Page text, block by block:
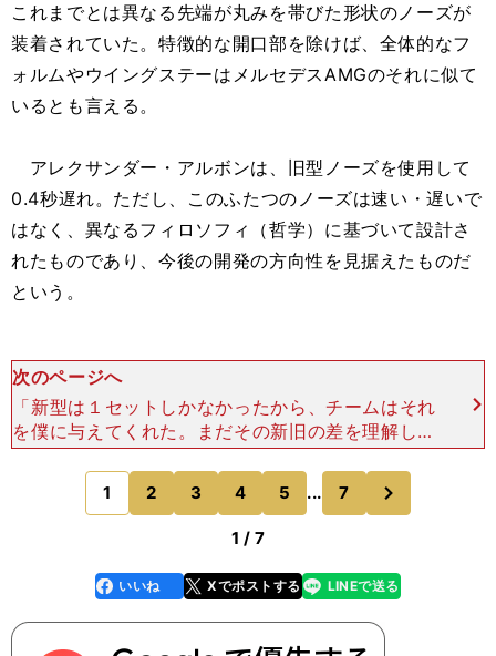
これまでとは異なる先端が丸みを帯びた形状のノーズが
装着されていた。特徴的な開口部を除けば、全体的なフ
ォルムやウイングステーはメルセデスAMGのそれに似て
いるとも言える。
アレクサンダー・アルボンは、旧型ノーズを使用して
0.4秒遅れ。ただし、このふたつのノーズは速い・遅いで
はなく、異なるフィロソフィ（哲学）に基づいて設計さ
れたものであり、今後の開発の方向性を見据えたものだ
という。
次のページへ
「新型は１セットしかなかったから、チームはそれ
を僕に与えてくれた。まだその新旧の差を理解しよ
うとしているところだけど、そのふたつのウイング
は異なるフィロソフィで作られたものなんだ。 そ
れが（タイム差に
1 2 3 4 5 ... 7
1 / 7
faceboo
k
いいね Xでポストする
line LINEで送る